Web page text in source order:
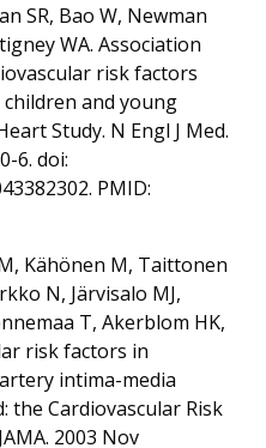
SR, Bao W, Newman
WA. Association
risk factors
and young
Study. N Engl J Med.
6. doi:
PMID:
Kähönen M, Taittonen
N, Järvisalo MJ,
T, Akerblom HK,
risk factors in
intima-media
the Cardiovascular Risk
2003 Nov